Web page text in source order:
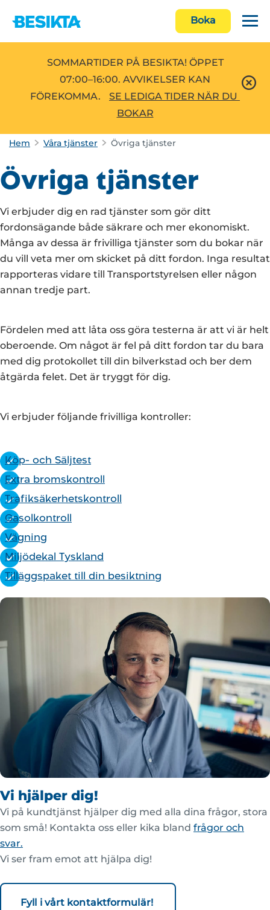
Boka
SOMMARTIDER PÅ BESIKTA! ÖPPET
07:00–16:00. AVVIKELSER KAN
FÖREKOMMA.
SE LEDIGA TIDER NÄR DU
BOKAR
Hem Våra tjänster Övriga tjänster
Övriga tjänster
Vi erbjuder dig en rad tjänster som gör ditt
fordonsägande både säkrare och mer ekonomiskt.
Många av dessa är frivilliga tjänster som du bokar när
du vill veta mer om skicket på ditt fordon. Inga resultat
rapporteras vidare till Transportstyrelsen eller någon
annan tredje part.
Fördelen med att låta oss göra testerna är att vi är helt
oberoende. Om något är fel på ditt fordon tar du bara
med dig protokollet till din bilverkstad och ber dem
åtgärda felet. Det är tryggt för dig.
Vi erbjuder följande frivilliga kontroller:
Köp- och Säljtest
Extra bromskontroll
Trafiksäkerhetskontroll
Gasolkontroll
Vägning
Miljödekal Tyskland
Tilläggspaket till din besiktning
Vi hjälper dig!
Vi på kundtjänst hjälper dig med alla dina frågor, stora
som små! Kontakta oss eller kika bland frågor och
svar.
Vi ser fram emot att hjälpa dig!
Fyll i vårt kontaktformulär!